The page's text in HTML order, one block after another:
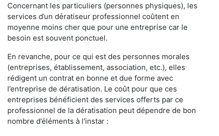
Concernant les particuliers (personnes physiques), les
services d’un dératiseur professionnel coûtent en
moyenne moins cher que pour une entreprise car le
besoin est souvent ponctuel.
En revanche, pour ce qui est des personnes morales
(entreprises, établissement, association, etc.), elles
rédigent un contrat en bonne et due forme avec
l’entreprise de dératisation. Le coût pour que ces
entreprises bénéficient des services offerts par ce
professionnel de la dératisation peut dépendre de bon
nombre d’éléments à l'instar :